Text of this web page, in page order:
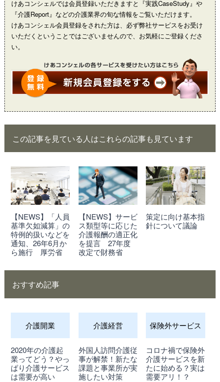
けあコンシェルでは会員登録いただきますと『実践CaseStudy』や
『介護Report』などの介護業界の旬な情報をご覧いただけます。
けあコンシェル会員登録をされた方は、必ず弊社サービスをお受け
いただくということではございませんので、お気軽にご登録くださ
い。
この記事を見ている人はこれらの記事も見ています
【NEWS】「人員
基準欠如減算」の
特例的扱いなどを
通知、26年6月か
ら施行 厚労省
【NEWS】サービ
ス類型等に応じた
介護報酬の適正化
を提言 27年度
改定で財務省
策定に向け基本指
針について議論
おすすめ記事
介護開業
2020年の介護起
業ってどう？やっ
ぱり介護サービス
は需要が高い
介護経営
外国人訪問介護従
事が解禁！新たな
課題と事業所が実
施したい対策
保険外サービス
コロナ禍で保険外
介護サービスを新
たに始める？実は
需要アリ！？